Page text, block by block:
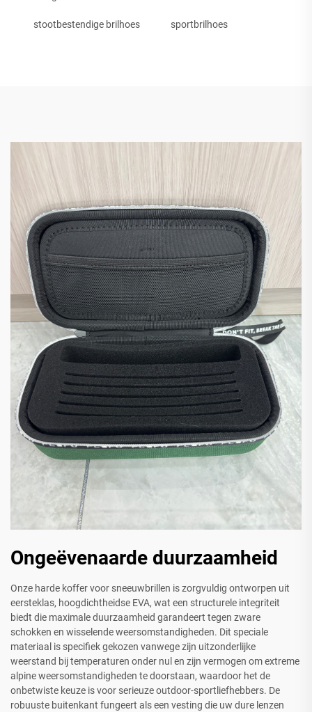
stootbestendige brilhoes sportbrilhoes
Ongeëvenaarde duurzaamheid
Onze harde koffer voor sneeuwbrillen is zorgvuldig ontworpen uit
eersteklas, hoogdichtheidse EVA, wat een structurele integriteit
biedt die maximale duurzaamheid garandeert tegen zware
schokken en wisselende weersomstandigheden. Dit speciale
materiaal is specifiek gekozen vanwege zijn uitzonderlijke
weerstand bij temperaturen onder nul en zijn vermogen om extreme
alpine weersomstandigheden te doorstaan, waardoor het de
onbetwiste keuze is voor serieuze outdoor-sportliefhebbers. De
robuuste buitenkant fungeert als een vesting die uw dure lenzen